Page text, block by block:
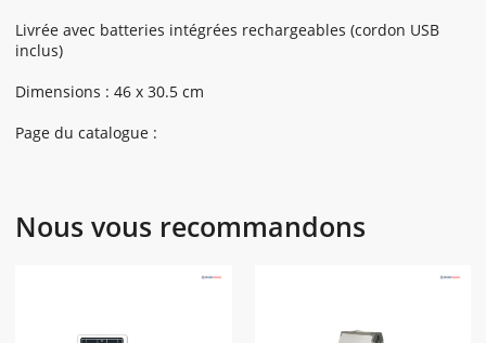
Livrée avec batteries intégrées rechargeables (cordon USB
inclus)
Dimensions : 46 x 30.5 cm
Page du catalogue :
Nous vous recommandons